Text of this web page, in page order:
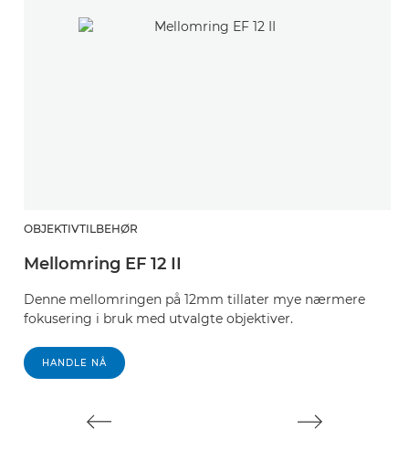
OBJEKTIVTILBEHØR
Mellomring EF 12 II
Denne mellomringen på 12mm tillater mye nærmere
fokusering i bruk med utvalgte objektiver.
HANDLE NÅ